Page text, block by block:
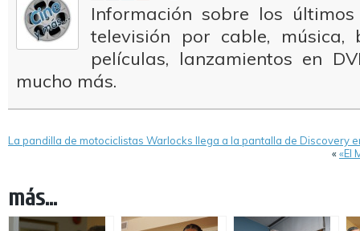
Información sobre los
televisión por cable, música,
películas, lanzamientos en
mucho más.
La pandilla de motociclistas Warlocks llega a la pantalla de Discovery
««El
más...